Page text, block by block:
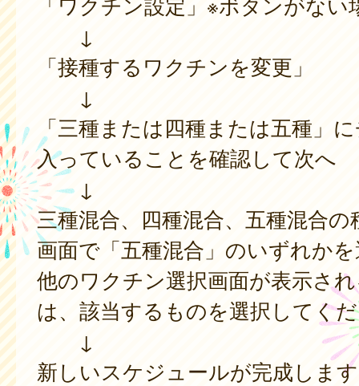
↓
「接種するワクチンを変更」
↓
「三種または四種または五種」
入っていることを確認して次へ
↓
三種混合、四種混合、五種混合の
画面で「五種混合」のいずれか
他のワクチン選択画面が表示さ
は、該当するものを選択してく
↓
新しいスケジュールが完成しま